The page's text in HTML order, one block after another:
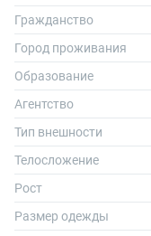
Гражданство
Город проживания
Образование
Агентство
Тип внешности
Телосложение
Рост
Размер одежды